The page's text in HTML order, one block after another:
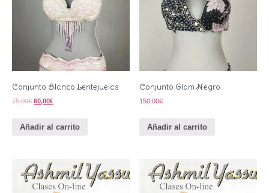
Conjunto Blanco Lentejuelas
75,00€ 60,00€
Añadir al carrito
Conjunto Glam Negro
150,00€
Añadir al carrito